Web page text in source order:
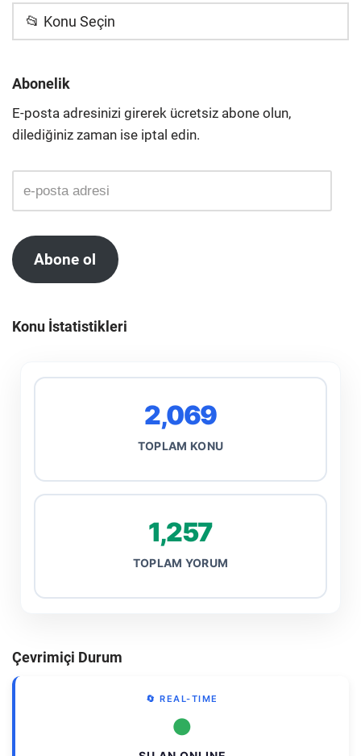
📂 Konu Seçin
Abonelik
E-posta adresinizi girerek ücretsiz abone olun,
dilediğiniz zaman ise iptal edin.
Abone ol
Konu İstatistikleri
2,069
TOPLAM KONU
1,257
TOPLAM YORUM
Çevrimiçi Durum
🔄 REAL-TIME
●